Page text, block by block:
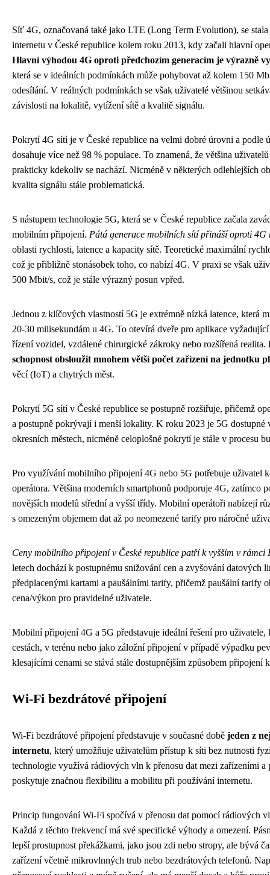
Síť 4G, označovaná také jako LTE (Long Term Evolution), se
internetu v České republice kolem roku 2013, kdy začali hlavní
Hlavní výhodou 4G oproti předchozím generacím je výrazně
která se v ideálních podmínkách může pohybovat až kolem 150
odesílání. V reálných podmínkách se však uživatelé většinou
závislosti na lokalitě, vytížení sítě a kvalitě signálu.
Pokrytí 4G sítí je v České republice na velmi dobré úrovni a podle
dosahuje více než 98 % populace. To znamená, že většina
prakticky kdekoliv se nachází. Nicméně v některých odlehlejších
kvalita signálu stále problematická.
S nástupem technologie 5G, která se v České republice začala
mobilním připojení. Pátá generace mobilních sítí přináší oproti 4G
oblasti rychlosti, latence a kapacity sítě. Teoretické maximální
což je přibližně stonásobek toho, co nabízí 4G. V praxi se však
500 Mbit/s, což je stále výrazný posun vpřed.
Jednou z klíčových vlastností 5G je extrémně nízká latence, která
20-30 milisekundám u 4G. To otevírá dveře pro aplikace
řízení vozidel, vzdálené chirurgické zákroky nebo rozšířená realita.
schopnost obsloužit mnohem větší počet zařízení na jednotku
věcí (IoT) a chytrých měst.
Pokrytí 5G sítí v České republice se postupně rozšiřuje, přičemž
a postupně pokrývají i menší lokality. K roku 2023 je 5G dostupné
okresních městech, nicméně celoplošné pokrytí je stále v procesu
Pro využívání mobilního připojení 4G nebo 5G potřebuje uživatel
operátora. Většina moderních smartphonů podporuje 4G, zatímco
novějších modelů střední a vyšší třídy. Mobilní operátoři nabízejí
s omezeným objemem dat až po neomezené tarify pro náročné
Ceny mobilního připojení v České republice patří k vyšším v rámci
letech dochází k postupnému snižování cen a zvyšování datových
předplacenými kartami a paušálními tarify, přičemž paušální tarify
cena/výkon pro pravidelné uživatele.
Mobilní připojení 4G a 5G představuje ideální řešení pro
cestách, v terénu nebo jako záložní připojení v případě výpadku
klesajícími cenami se stává stále dostupnějším způsobem připojení
Wi-Fi bezdrátové připojení
Wi-Fi bezdrátové připojení představuje v současné době jeden z
internetu, který umožňuje uživatelům přístup k síti bez nutnosti
technologie využívá rádiových vln k přenosu dat mezi zařízeními
poskytuje značnou flexibilitu a mobilitu při používání internetu.
Princip fungování Wi-Fi spočívá v přenosu dat pomocí rádiových
Každá z těchto frekvencí má své specifické výhody a omezení.
lepší prostupnost překážkami, jako jsou zdi nebo stropy, ale bývá
zařízení včetně mikrovlnných trub nebo bezdrátových telefonů.